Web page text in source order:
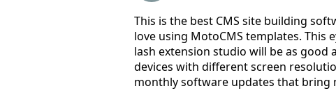
This is the best CMS site building
love using MotoCMS templates. This
lash extension studio will be as good
devices with different screen
monthly software updates that bring